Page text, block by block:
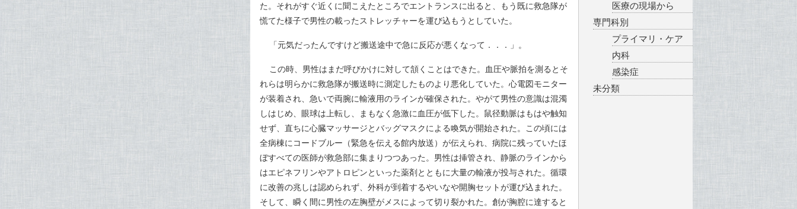
た。それがすぐ近くに聞こえたところでエントランスに出ると、もう既に救急隊が
慌てた様子で男性の載ったストレッチャーを運び込もうとしていた。
「元気だったんですけど搬送途中で急に反応が悪くなって．．．」。
この時、男性はまだ呼びかけに対して頷くことはできた。血圧や脈拍を測るとそ
れらは明らかに救急隊が搬送時に測定したものより悪化していた。心電図モニター
が装着され、急いで両腕に輸液用のラインが確保された。やがて男性の意識は混濁
しはじめ、眼球は上転し、まもなく急激に血圧が低下した。鼠径動脈はもはや触知
せず、直ちに心臓マッサージとバッグマスクによる喚気が開始された。この頃には
全病棟にコードブルー（緊急を伝える館内放送）が伝えられ、病院に残っていたほ
ぼすべての医師が救急部に集まりつつあった。男性は挿管され、静脈のラインから
はエピネフリンやアトロピンといった薬剤とともに大量の輸液が投与された。循環
に改善の兆しは認められず、外科が到着するやいなや開胸セットが運び込まれた。
そして、瞬く間に男性の左胸壁がメスによって切り裂かれた。創が胸腔に達すると
医療の現場から
専門科別
プライマリ・ケア
内科
感染症
未分類